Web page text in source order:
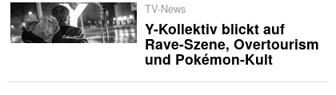
TV-News
Y-Kollektiv blickt auf
Rave-Szene, Overtourism
und Pokémon-Kult